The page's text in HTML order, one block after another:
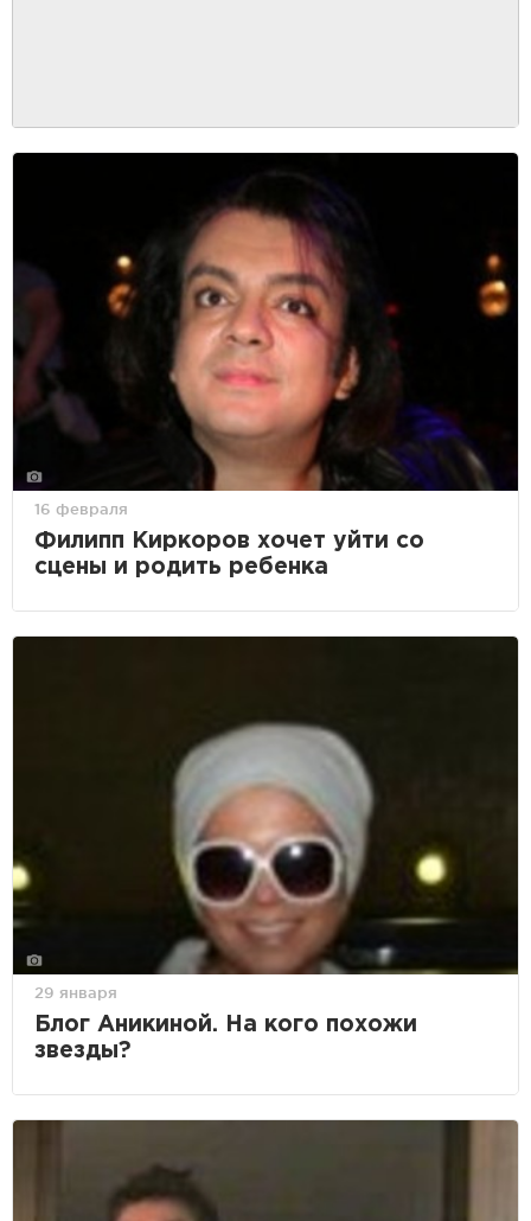
16 февраля
Филипп Киркоров хочет уйти со
сцены и родить ребенка
29 января
Блог Аникиной. На кого похожи
звезды?